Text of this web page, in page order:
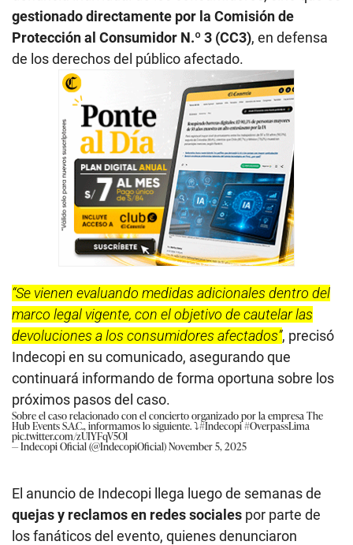
gestionado directamente por la Comisión de
Protección al Consumidor N.º 3 (CC3), en defensa
de los derechos del público afectado.
“Se vienen evaluando medidas adicionales dentro del
marco legal vigente, con el objetivo de cautelar las
devoluciones a los consumidores afectados”, precisó
Indecopi en su comunicado, asegurando que
continuará informando de forma oportuna sobre los
próximos pasos del caso.
Sobre el caso relacionado con el concierto organizado por la empresa The
Hub Events S.A.C., informamos lo siguiente. ⤵️#Indecopi#OverpassLima
pic.twitter.com/zUIYFqV5Ol
— Indecopi Oficial (@IndecopiOficial)November 5, 2025
El anuncio de Indecopi llega luego de semanas de
quejas y reclamos en redes sociales por parte de
los fanáticos del evento, quienes denunciaron